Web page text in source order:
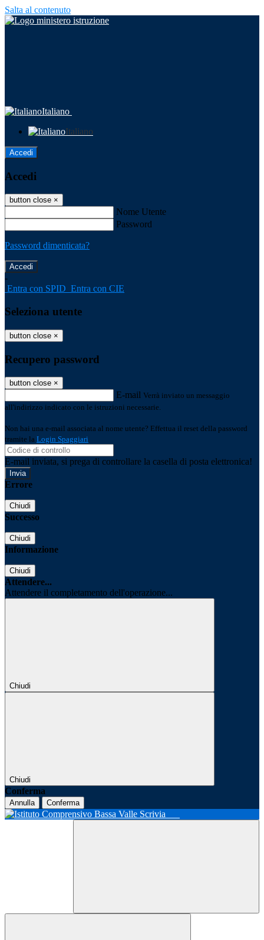
Salta al contenuto
Italiano
Italiano
Accedi
Accedi
button close ×
Nome Utente
Password
Password dimenticata?
-
Entra con SPID Entra con CIE
Seleziona utente
button close ×
Recupero password
button close ×
E-mail Verrà inviato un messaggio
all'indirizzo indicato con le istruzioni necessarie.
Non hai una e-mail associata al nome utente? Effettua il reset della password
tramite la Login Spaggiari
E-mail inviata, si prega di controllare la casella di posta elettronica!
Errore
Chiudi
Successo
Chiudi
Informazione
Chiudi
Attendere...
Attendere il completamento dell'operazione...
Chiudi
Chiudi
Conferma
Annulla Conferma